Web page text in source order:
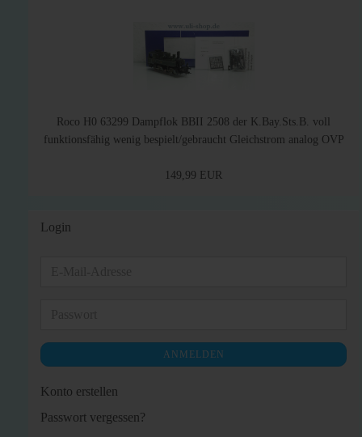
Roco H0 63299 Dampflok BBII 2508 der K.Bay.Sts.B. voll
funktionsfähig wenig bespielt/gebraucht Gleichstrom analog OVP
149,99 EUR
Login
ANMELDEN
Konto erstellen
Passwort vergessen?